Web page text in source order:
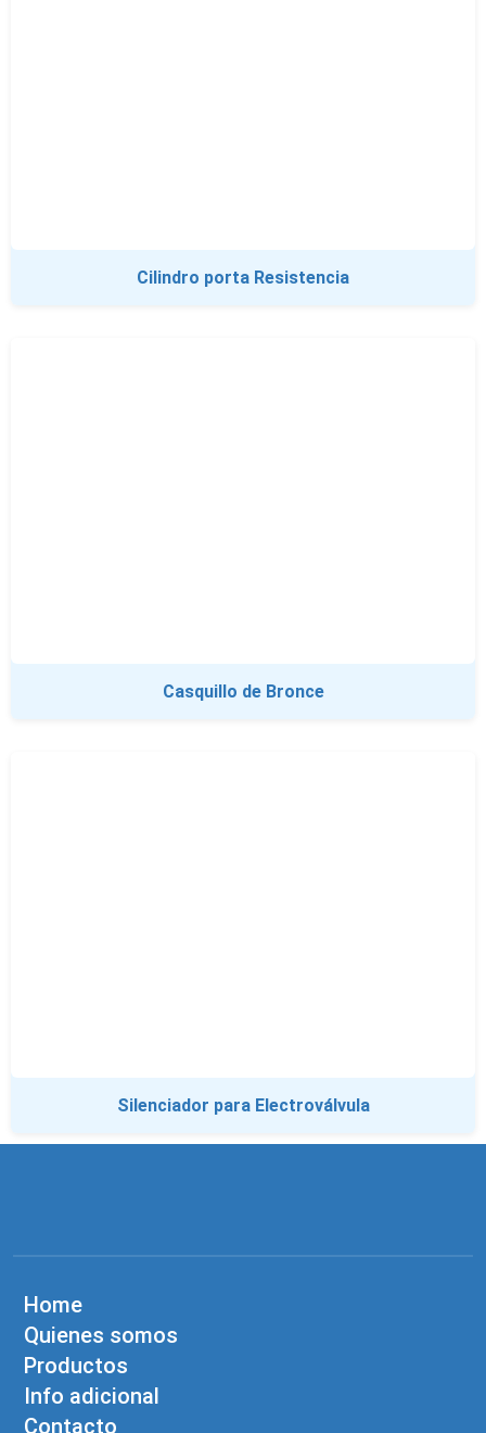
Cilindro porta Resistencia
Casquillo de Bronce
Silenciador para Electroválvula
Home
Quienes somos
Productos
Info adicional
Contacto